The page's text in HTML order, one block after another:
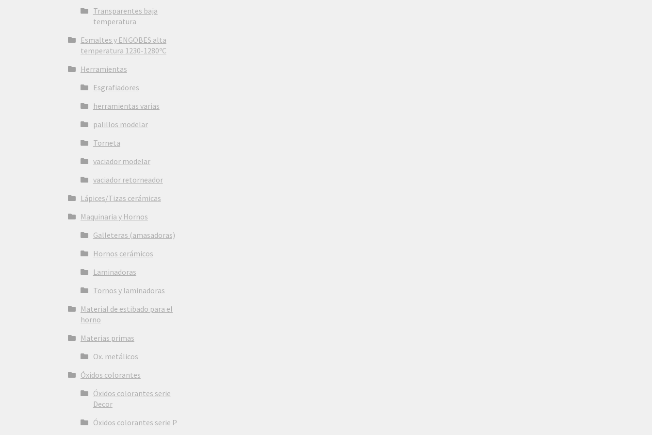
Transparentes baja
temperatura
Esmaltes y ENGOBES alta
temperatura 1230-1280ºC
Herramientas
Esgrafiadores
herramientas varias
palillos modelar
Torneta
vaciador modelar
vaciador retorneador
Lápices/Tizas cerámicas
Maquinaria y Hornos
Galleteras (amasadoras)
Hornos cerámicos
Laminadoras
Tornos y laminadoras
Material de estibado para el
horno
Materias primas
Ox. metálicos
Óxidos colorantes
Óxidos colorantes serie
Decor
Óxidos colorantes serie P